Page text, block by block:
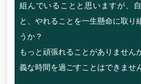
組んでいることと思いますが、
と、やれることを一生懸命に取り
うか？
もっと頑張れることがありませ
義な時間を過ごすことはできませ